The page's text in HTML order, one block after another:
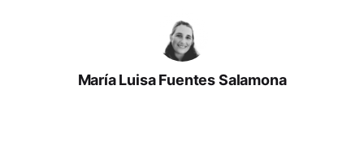
María Luisa Fuentes Salamona